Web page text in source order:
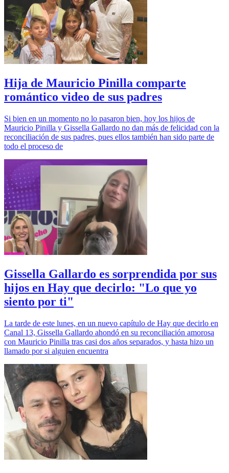
Hija de Mauricio Pinilla comparte
romántico video de sus padres
Si bien en un momento no lo pasaron bien, hoy los hijos de
Mauricio Pinilla y Gissella Gallardo no dan más de felicidad con la
reconciliación de sus padres, pues ellos también han sido parte de
todo el proceso de
Gissella Gallardo es sorprendida por sus
hijos en Hay que decirlo: "Lo que yo
siento por ti"
La tarde de este lunes, en un nuevo capítulo de Hay que decirlo en
Canal 13, Gissella Gallardo ahondó en su reconciliación amorosa
con Mauricio Pinilla tras casi dos años separados, y hasta hizo un
llamado por si alguien encuentra